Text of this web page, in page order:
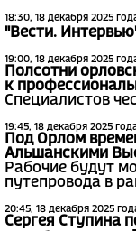
18:30, 18 декабря 2025
"Вести.
19:00, 18 декабря 2025
Полсотни
к
Специалистов
19:45, 18 декабря 2025
Под Орлом
Альшанскими
Рабочие будут
путепровода в
20:45, 18 декабря 2025
Сергея Ступина